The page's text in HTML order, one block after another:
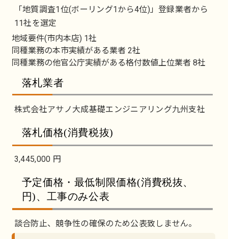
「地質調査1位(ボーリング1から4位)」登録業者から
11社を選定
地域要件(市内本店) 1社
同種業務の本市実績がある業者 2社
同種業務の他官公庁実績がある格付数値上位業者 8社
落札業者
株式会社アサノ大成基礎エンジニアリング九州支社
落札価格(消費税抜)
3,445,000 円
予定価格・最低制限価格(消費税抜、
円)、工事のみ公表
談合防止、競争性の確保のため公表致しません。